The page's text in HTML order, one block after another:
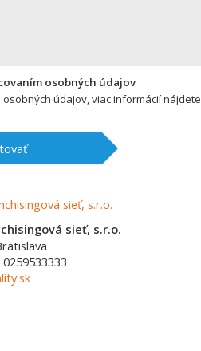
osobných údajov
údajov, viac informácií nájdete
sieť, s.r.o.